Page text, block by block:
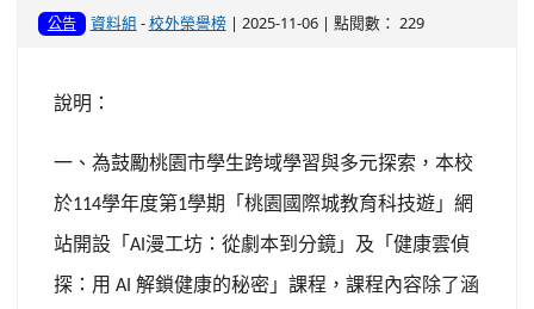
公告 資料組 -校外榮譽榜| 2025-11-06 | 點閱數： 229
說明：
一、為鼓勵桃園市學生跨域學習與多元探索，本校
於114學年度第1學期「桃園國際城教育科技遊」網
站開設「 AI 漫工坊：從劇本到分鏡」及「健康雲偵
探：用 AI 解鎖健康的秘密」課程，課程內容除了涵